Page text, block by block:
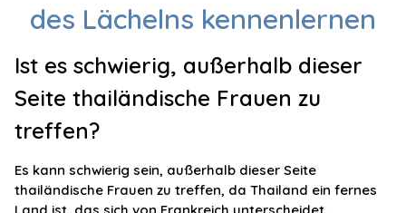
des Lächelns kennenlernen
Ist es schwierig, außerhalb dieser
Seite thailändische Frauen zu
treffen?
Es kann schwierig sein, außerhalb dieser Seite
thailändische Frauen zu treffen, da Thailand ein fernes
Land ist, das sich von Frankreich unterscheidet.